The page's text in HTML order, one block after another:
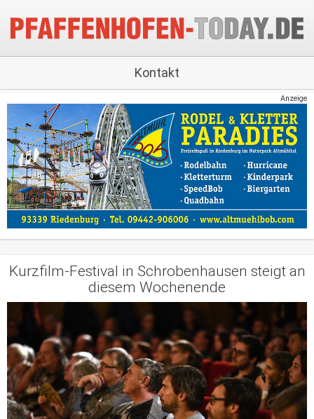
Kontakt
Anzeige
Kurzfilm-Festival in Schrobenhausen steigt an
diesem Wochenende